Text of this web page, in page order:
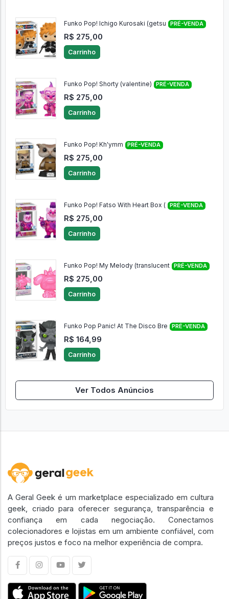
Funko Pop! Ichigo Kurosaki (getsu PRÉ-VENDA
R$ 275,00
Carrinho
Funko Pop! Shorty (valentine) PRÉ-VENDA
R$ 275,00
Carrinho
Funko Pop! Kh'ymm PRÉ-VENDA
R$ 275,00
Carrinho
Funko Pop! Fatso With Heart Box ( PRÉ-VENDA
R$ 275,00
Carrinho
Funko Pop! My Melody (translucent PRÉ-VENDA
R$ 275,00
Carrinho
Funko Pop Panic! At The Disco Bre PRÉ-VENDA
R$ 164,99
Carrinho
Ver Todos Anúncios
A Geral Geek é um marketplace especializado em cultura
geek, criado para oferecer segurança, transparência e
confiança em cada negociação. Conectamos
colecionadores e lojistas em um ambiente confiável, com
preços justos e foco na melhor experiência de compra.